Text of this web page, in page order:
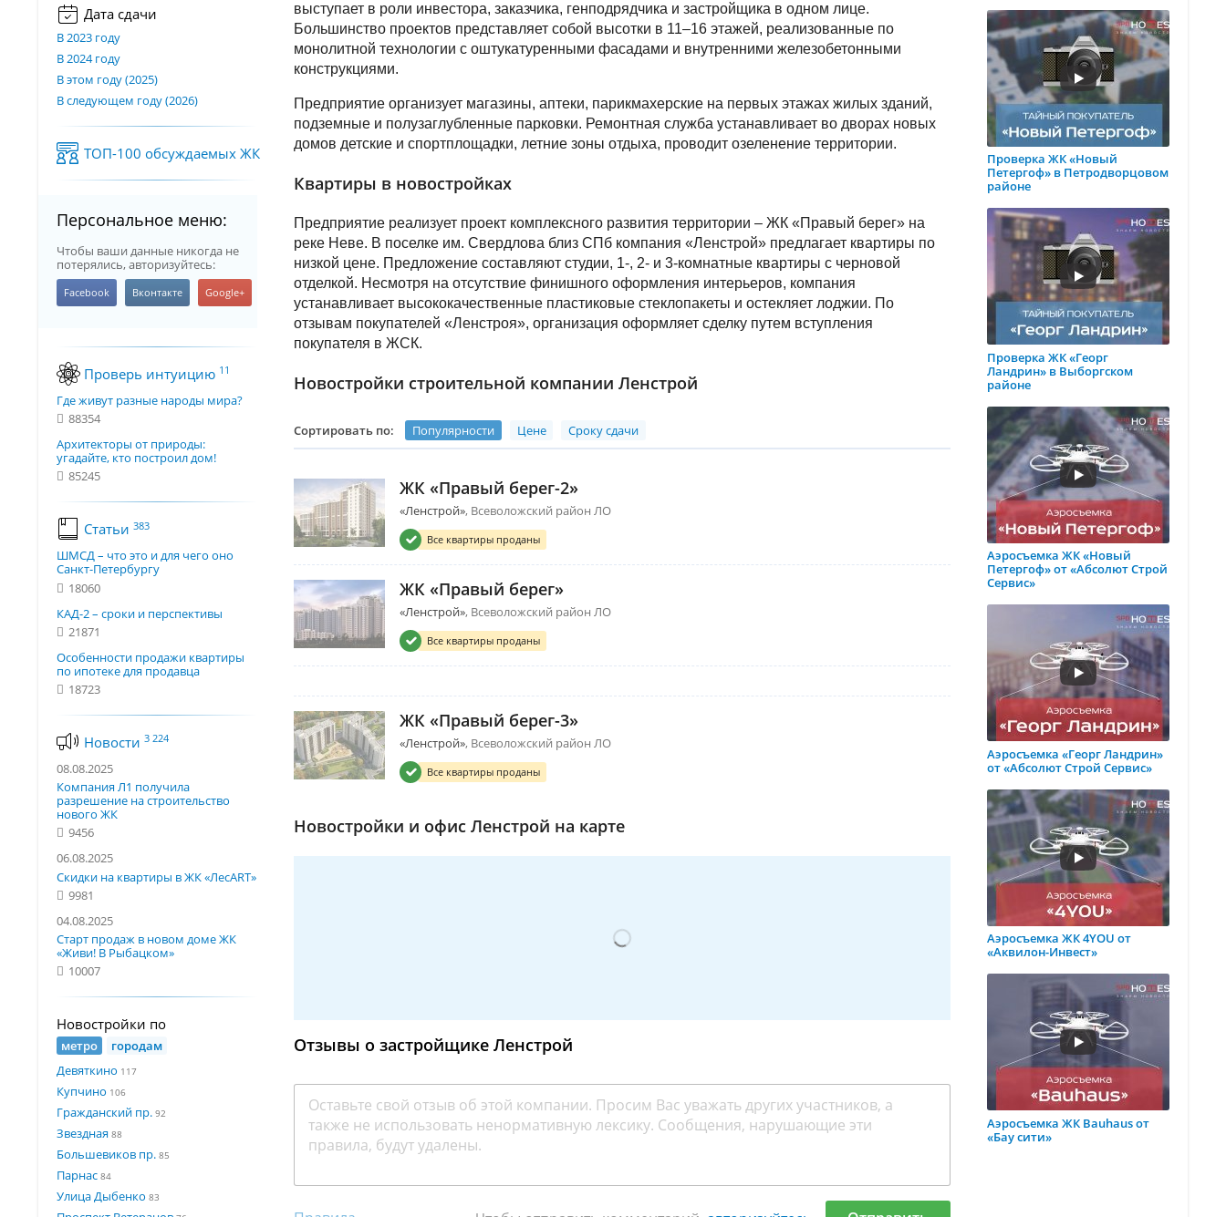
Дата сдачи
В 2023 году
В 2024 году
В этом году (2025)
В следующем году (2026)
ТОП-100 обсуждаемых ЖК
Персональное меню:
Чтобы ваши данные никогда не
потерялись, авторизуйтесь:
Проверь интуицию 11
Где живут разные народы мира?
88354
Архитекторы от природы:
угадайте, кто построил дом!
85245
Статьи 383
ШМСД – что это и для чего оно
Санкт-Петербургу
18060
КАД-2 – сроки и перспективы
21871
Особенности продажи квартиры
по ипотеке для продавца
18723
Новости 3 224
08.08.2025
Компания Л1 получила
разрешение на строительство
нового ЖК
9456
06.08.2025
Скидки на квартиры в ЖК «ЛесART»
9981
04.08.2025
Старт продаж в новом доме ЖК
«Живи! В Рыбацком»
10007
Новостройки по
метро
городам
Девяткино 117
Купчино 106
Гражданский пр. 92
Звездная 88
Большевиков пр. 85
Парнас 84
Улица Дыбенко 83
выступает в роли инвестора, заказчика, генподрядчика и застройщика в одном лице.
Большинство проектов представляет собой высотки в 11–16 этажей, реализованные по
монолитной технологии с оштукатуренными фасадами и внутренними железобетонными
конструкциями.
Предприятие организует магазины, аптеки, парикмахерские на первых этажах жилых зданий,
подземные и полузаглубленные парковки. Ремонтная служба устанавливает во дворах новых
домов детские и спортплощадки, летние зоны отдыха, проводит озеленение территории.
Квартиры в новостройках
Предприятие реализует проект комплексного развития территории – ЖК «Правый берег» на
реке Неве. В поселке им. Свердлова близ СПб компания «Ленстрой» предлагает квартиры по
низкой цене. Предложение составляют студии, 1-, 2- и 3-комнатные квартиры с черновой
отделкой. Несмотря на отсутствие финишного оформления интерьеров, компания
устанавливает высококачественные пластиковые стеклопакеты и остекляет лоджии. По
отзывам покупателей «Ленстроя», организация оформляет сделку путем вступления
покупателя в ЖСК.
Новостройки строительной компании Ленстрой
Сортировать по: Популярности Цене Сроку сдачи
ЖК «Правый берег-2»
«Ленстрой» Всеволожский район ЛО
Все квартиры проданы
ЖК «Правый берег»
«Ленстрой» Всеволожский район ЛО
Все квартиры проданы
ЖК «Правый берег-3»
«Ленстрой» Всеволожский район ЛО
Все квартиры проданы
Новостройки и офис Ленстрой на карте
Отзывы о застройщике Ленстрой
Проверка ЖК «Новый
Петергоф» в Петродворцовом
районе
Проверка ЖК «Георг
Ландрин» в Выборгском
районе
Аэросъемка ЖК «Новый
Петергоф» от «Абсолют Строй
Сервис»
Аэросъемка «Георг Ландрин»
от «Абсолют Строй Сервис»
Аэросъемка ЖК 4YOU от
«Аквилон-Инвест»
Аэросъемка ЖК Bauhaus от
«Бау сити»